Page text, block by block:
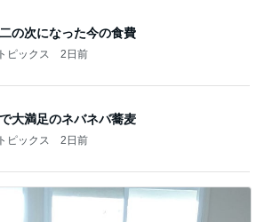
の次になった今の食費
ピックス 2日前
大満足のネバネバ蕎麦
ピックス 2日前